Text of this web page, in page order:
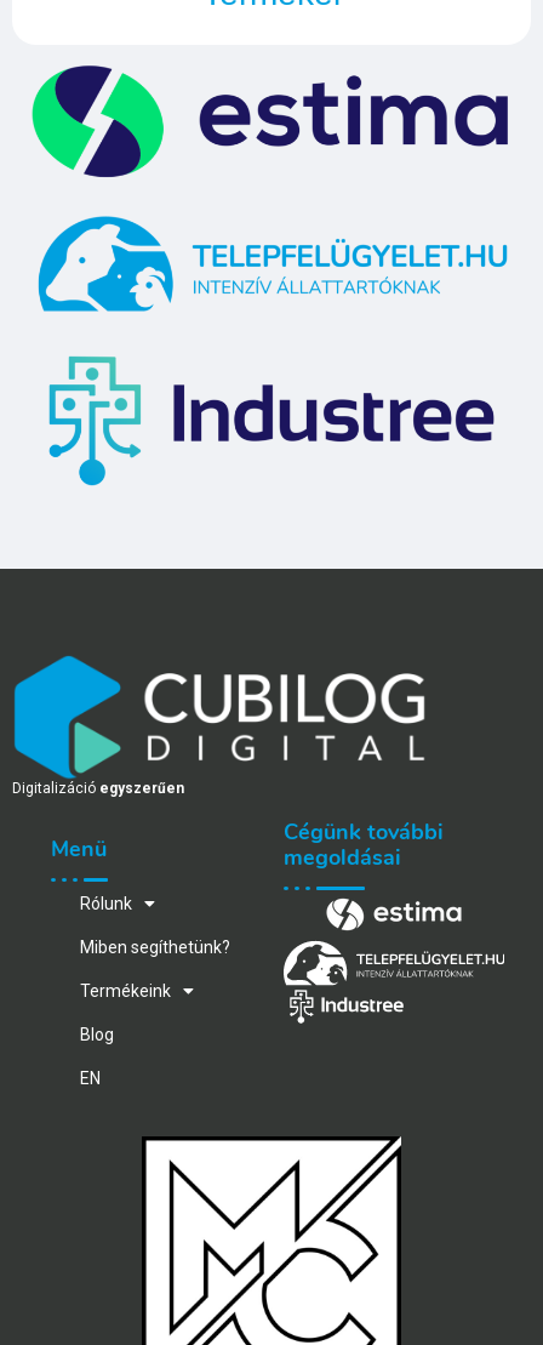
Digitalizáció egyszerűen
Menü
Rólunk
Miben segíthetünk?
Termékeink
Blog
EN
Cégünk további
megoldásai